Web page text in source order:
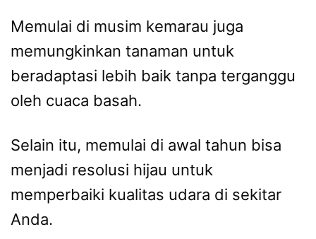
Memulai di musim kemarau juga
memungkinkan tanaman untuk
beradaptasi lebih baik tanpa terganggu
oleh cuaca basah.
Selain itu, memulai di awal tahun bisa
menjadi resolusi hijau untuk
memperbaiki kualitas udara di sekitar
Anda.